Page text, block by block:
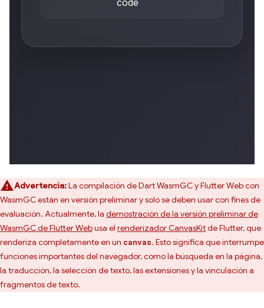
Advertencia:La compilación de Dart WasmGC y Flutter Web con
WasmGC están en versión preliminar y solo se deben usar con fines de
evaluación. Actualmente, la demostración de la versión preliminar de
WasmGC de Flutter Webusa el renderizador CanvasKitde Flutter, que
renderiza completamente en un canvas. Esto significa que interrumpe
funciones importantes del navegador, como la búsqueda en la página,
la traducción, la selección de texto, las extensiones y la vinculación a
fragmentos de texto.